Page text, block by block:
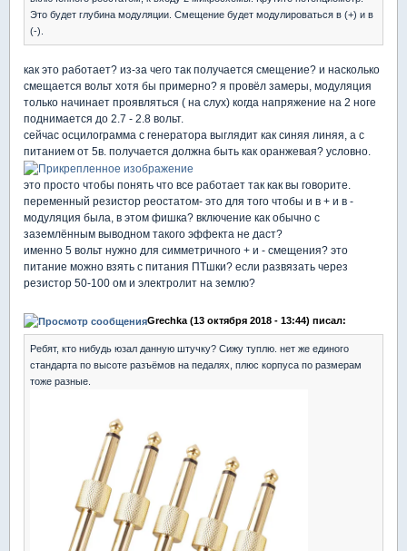
Это будет глубина модуляции. Смещение будет модулироваться в (+) и в
(-).
как это работает? из-за чего так получается смещение? и насколько
смещается вольт хотя бы примерно? я провёл замеры, модуляция
только начинает проявляться ( на слух) когда напряжение на 2 ноге
поднимается до 2.7 - 2.8 вольт.
сейчас осцилограмма с генератора выглядит как синяя линяя, а с
питанием от 5в. получается должна быть как оранжевая? условно.
это просто чтобы понять что все работает так как вы говорите.
переменный резистор реостатом- это для того чтобы и в + и в -
модуляция была, в этом фишка? включение как обычно с
заземлённым выводном такого эффекта не даст?
именно 5 вольт нужно для симметричного + и - смещения? это
питание можно взять с питания ПТшки? если развязать через
резистор 50-100 ом и электролит на землю?
Grechka (13 октября 2018 - 13:44) писал:
Ребят, кто нибудь юзал данную штучку? Сижу туплю. нет же единого
стандарта по высоте разъёмов на педалях, плюс корпуса по размерам
тоже разные.